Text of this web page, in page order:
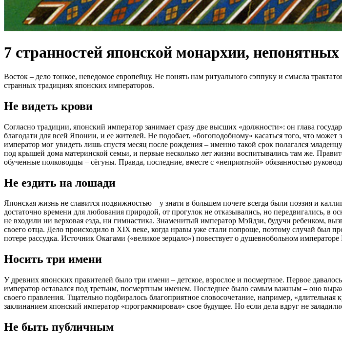
7 странностей японской монархии,
Восток – дело тонкое, неведомое европейцу. Не понять нам ритуального сэппуку и смысла
странных традициях японских императоров.
Не видеть крови
Согласно традиции, японский император занимает сразу две высших «должности»: он глава
благодати для всей Японии, и ее жителей. Не подобает, «богоподобному» касаться того, что
император мог увидеть лишь спустя месяц после рождения – именно такой срок полагался
под крышей дома материнской семьи, и первые несколько лет жизни воспитывались там же.
обученные полководцы – сёгуны. Правда, последние, вместе с «неприятной» обязанностью
Не ездить на лошади
Японская жизнь не славится подвижностью – у знати в большем почете всегда были поэзия и
достаточно времени для любования природой, от прогулок не отказывались, но передвигались,
не входили ни верховая езда, ни гимнастика. Знаменитый император Мэйдзи, будучи ребенком,
своего отца. Дело происходило в XIX веке, когда нравы уже стали попроще, поэтому случай был
потере рассудка. Источник Окагами («великое зерцало») повествует о душевнобольном
Носить три имени
У древних японских правителей было три имени – детское, взрослое и посмертное. Первое
император оставался под третьим, посмертным именем. Последнее было самым важным – оно
своего правления. Тщательно подбиралось благоприятное словосочетание, например,
заклинанием японский император «программировал» свое будущее. Но если дела вдруг не
Не быть публичным